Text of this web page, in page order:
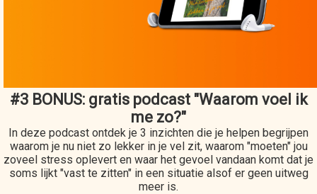
#3 BONUS: gratis podcast "Waarom voel ik
me zo?"
In deze podcast ontdek je 3 inzichten die je helpen begrijpen
waarom je nu niet zo lekker in je vel zit, waarom "moeten" jou
zoveel stress oplevert en waar het gevoel vandaan komt dat je
soms lijkt "vast te zitten" in een situatie alsof er geen uitweg
meer is.